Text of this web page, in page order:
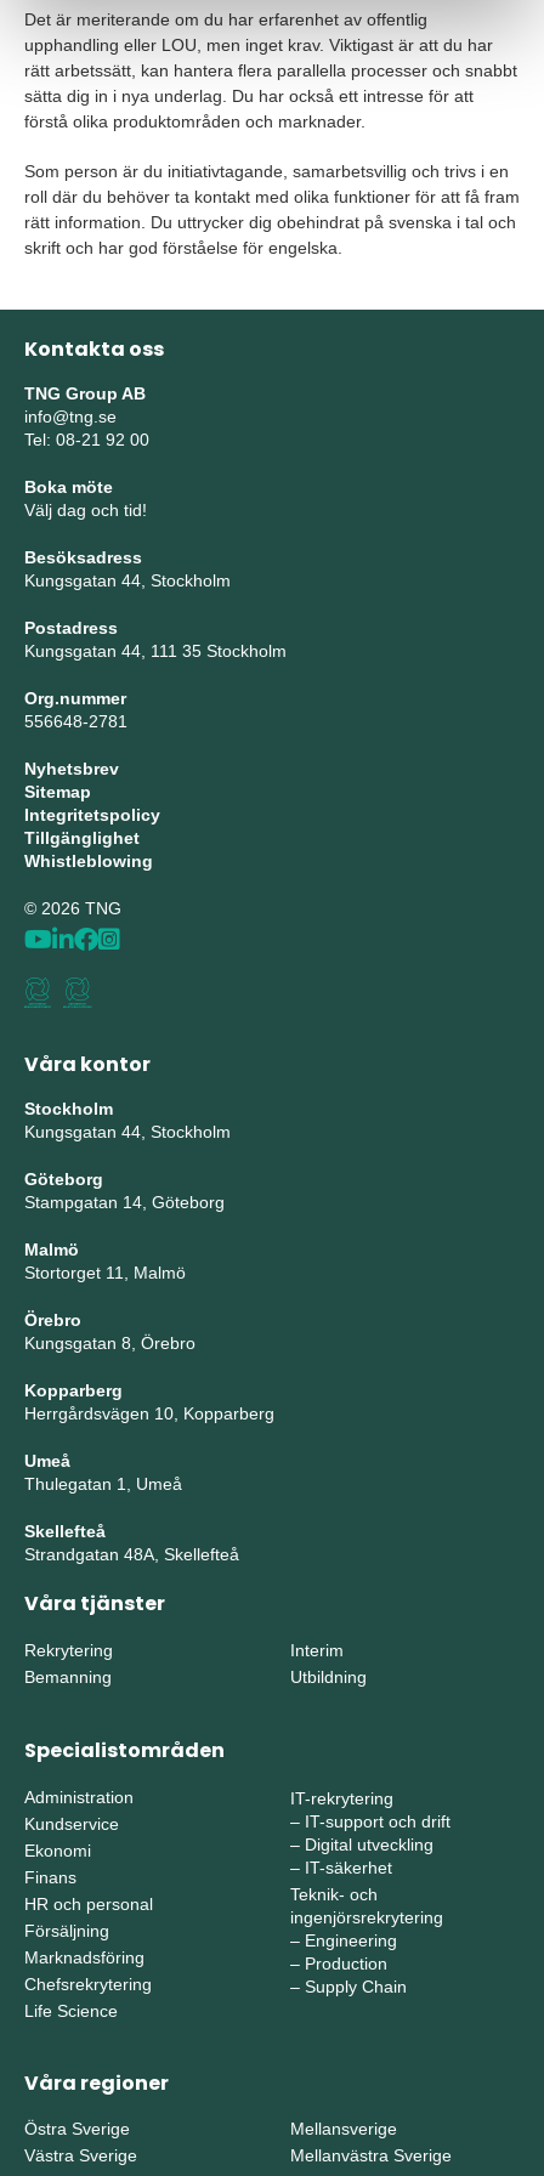
Det är meriterande om du har erfarenhet av offentlig
upphandling eller LOU, men inget krav. Viktigast är att du har
rätt arbetssätt, kan hantera flera parallella processer och snabbt
sätta dig in i nya underlag. Du har också ett intresse för att
förstå olika produktområden och marknader.
Som person är du initiativtagande, samarbetsvillig och trivs i en
roll där du behöver ta kontakt med olika funktioner för att få fram
rätt information. Du uttrycker dig obehindrat på svenska i tal och
skrift och har god förståelse för engelska.
Kontakta oss
TNG Group AB
info@tng.se
Tel: 08-21 92 00
Boka möte
Välj dag och tid!
Besöksadress
Kungsgatan 44, Stockholm
Postadress
Kungsgatan 44, 111 35 Stockholm
Org.nummer
556648-2781
Nyhetsbrev
Sitemap
Integritetspolicy
Tillgänglighet
Whistleblowing
© 2026 TNG
Våra kontor
Stockholm
Kungsgatan 44, Stockholm
Göteborg
Stampgatan 14, Göteborg
Malmö
Stortorget 11, Malmö
Örebro
Kungsgatan 8, Örebro
Kopparberg
Herrgårdsvägen 10, Kopparberg
Umeå
Thulegatan 1, Umeå
Skellefteå
Strandgatan 48A, Skellefteå
Våra tjänster
Rekrytering
Bemanning
Interim
Utbildning
Specialistområden
Administration
Kundservice
Ekonomi
Finans
HR och personal
Försäljning
Marknadsföring
Chefsrekrytering
Life Science
IT-rekrytering
– IT-support och drift
– Digital utveckling
– IT-säkerhet
Teknik- och
ingenjörsrekrytering
– Engineering
– Production
– Supply Chain
Våra regioner
Östra Sverige
Västra Sverige
Mellansverige
Mellanvästra Sverige